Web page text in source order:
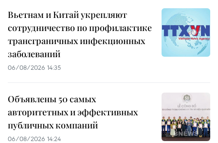
Вьетнам и Китай укрепляют
сотрудничество по профилактике
трансграничных инфекционных
заболеваний
06/08/2026 14:35
Объявлены 50 самых
авторитетных и эффективных
публичных компаний
06/08/2026 14:24